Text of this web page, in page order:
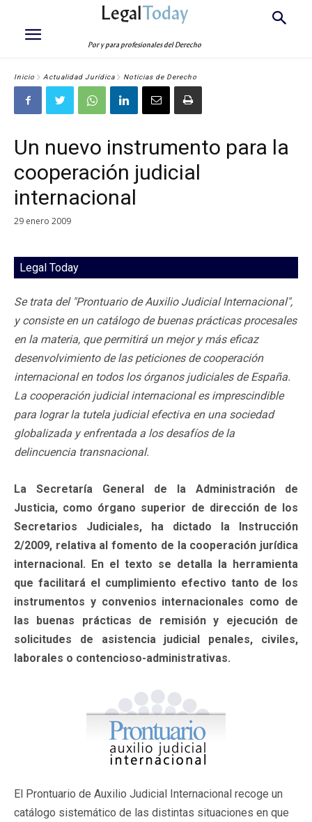
LegalToday
Por y para profesionales del Derecho
Inicio Actualidad Jurídica Noticias de Derecho
Un nuevo instrumento para la
cooperación judicial
internacional
29 enero 2009
Legal Today
Se trata del "Prontuario de Auxilio Judicial Internacional",
y consiste en un catálogo de buenas prácticas procesales
en la materia, que permitirá un mejor y más eficaz
desenvolvimiento de las peticiones de cooperación
internacional en todos los órganos judiciales de España.
La cooperación judicial internacional es imprescindible
para lograr la tutela judicial efectiva en una sociedad
globalizada y enfrentada a los desafíos de la
delincuencia transnacional.
La Secretaría General de la Administración de
Justicia, como órgano superior de dirección de los
Secretarios Judiciales, ha dictado la Instrucción
2/2009, relativa al fomento de la cooperación jurídica
internacional. En el texto se detalla la herramienta
que facilitará el cumplimiento efectivo tanto de los
instrumentos y convenios internacionales como de
las buenas prácticas de remisión y ejecución de
solicitudes de asistencia judicial penales, civiles,
laborales o contencioso-administrativas.
El Prontuario de Auxilio Judicial Internacional recoge un
catálogo sistemático de las distintas situaciones en que